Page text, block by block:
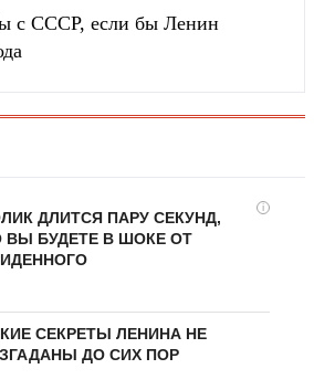
с СССР, если бы Ленин
i
ДЛИТСЯ ПАРУ СЕКУНД,
ВЫ БУДЕТЕ В ШОКЕ ОТ
СЕКРЕТЫ ЛЕНИНА НЕ
ДО СИХ ПОР